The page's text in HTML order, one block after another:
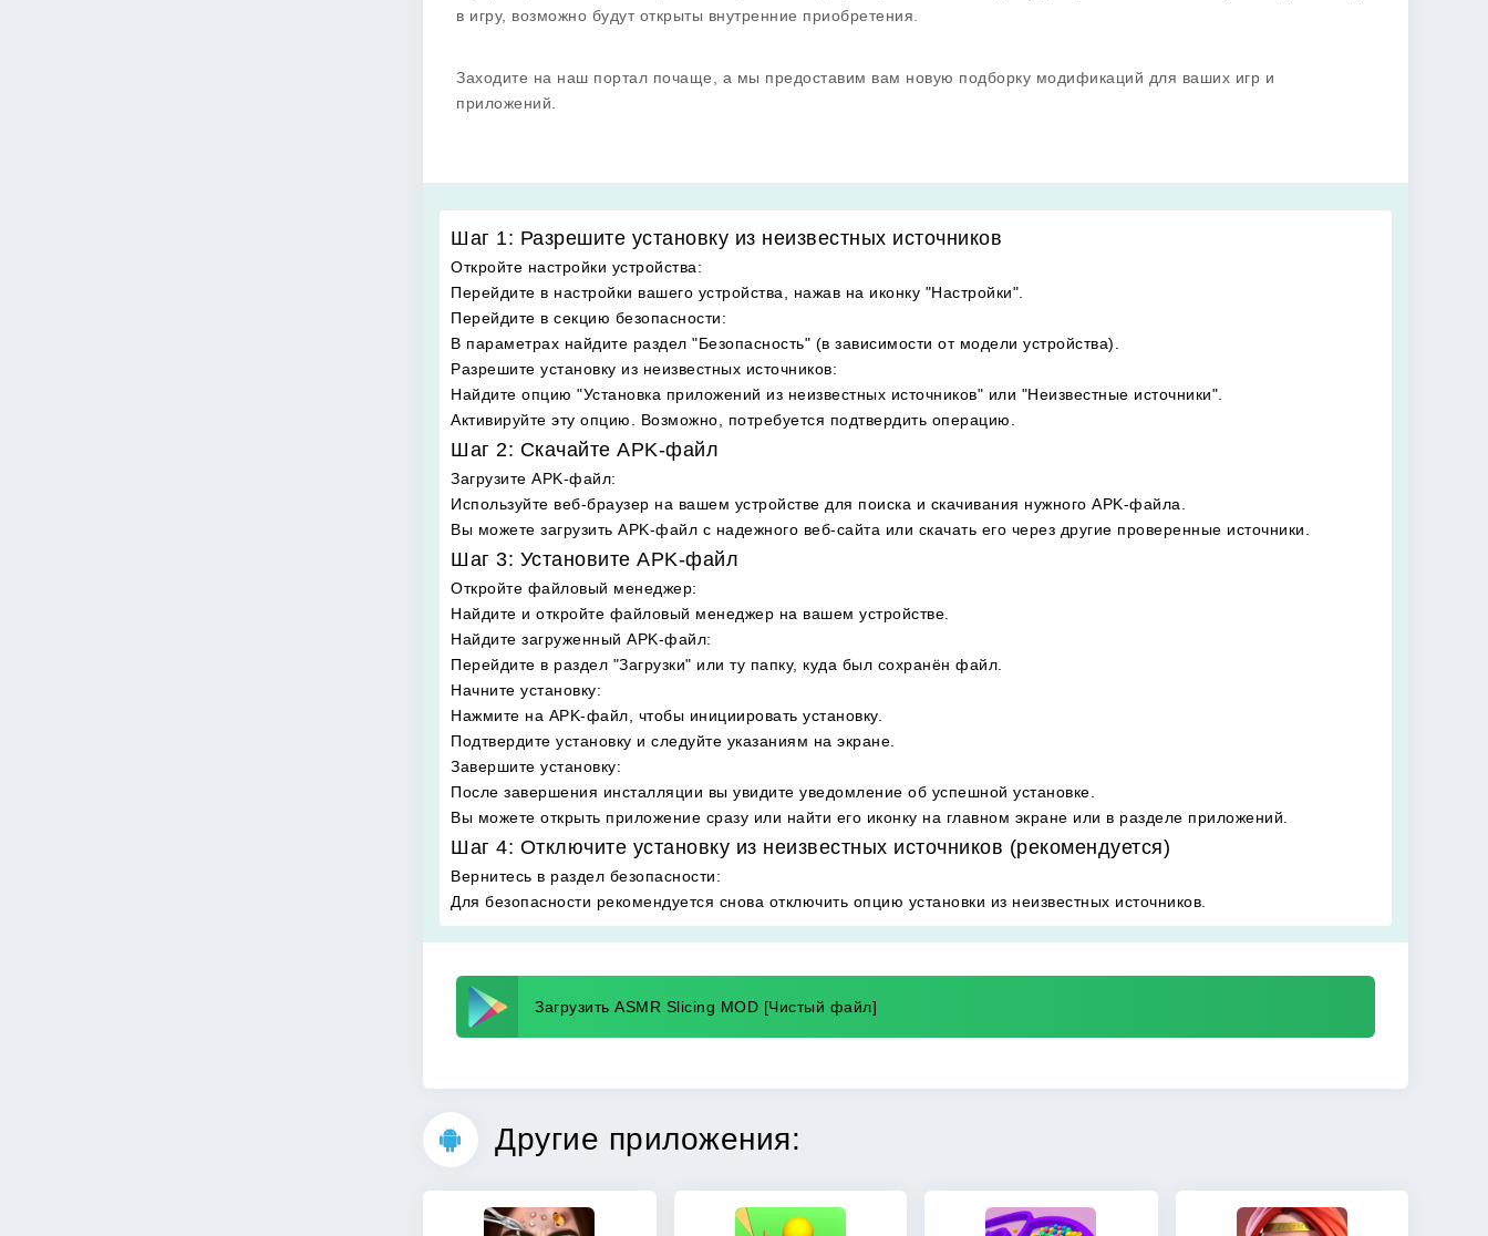
в игру, возможно будут открыты внутренние приобретения.
Заходите на наш портал почаще, а мы предоставим вам новую подборку модификаций для ваших игр и
приложений.
Шаг 1: Разрешите установку из неизвестных источников
Откройте настройки устройства:
Перейдите в настройки вашего устройства, нажав на иконку "Настройки".
Перейдите в секцию безопасности:
В параметрах найдите раздел "Безопасность" (в зависимости от модели устройства).
Разрешите установку из неизвестных источников:
Найдите опцию "Установка приложений из неизвестных источников" или "Неизвестные источники".
Активируйте эту опцию. Возможно, потребуется подтвердить операцию.
Шаг 2: Скачайте APK-файл
Загрузите APK-файл:
Используйте веб-браузер на вашем устройстве для поиска и скачивания нужного APK-файла.
Вы можете загрузить APK-файл с надежного веб-сайта или скачать его через другие проверенные источники.
Шаг 3: Установите APK-файл
Откройте файловый менеджер:
Найдите и откройте файловый менеджер на вашем устройстве.
Найдите загруженный APK-файл:
Перейдите в раздел "Загрузки" или ту папку, куда был сохранён файл.
Начните установку:
Нажмите на APK-файл, чтобы инициировать установку.
Подтвердите установку и следуйте указаниям на экране.
Завершите установку:
После завершения инсталляции вы увидите уведомление об успешной установке.
Вы можете открыть приложение сразу или найти его иконку на главном экране или в разделе приложений.
Шаг 4: Отключите установку из неизвестных источников (рекомендуется)
Вернитесь в раздел безопасности:
Для безопасности рекомендуется снова отключить опцию установки из неизвестных источников.
Загрузить ASMR Slicing MOD [Чистый файл]
Другие приложения: